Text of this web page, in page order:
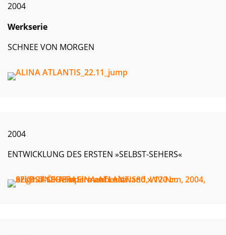
2004
Werkserie
SCHNEE VON MORGEN
2004
ENTWICKLUNG DES ERSTEN »SELBST-SEHERS«